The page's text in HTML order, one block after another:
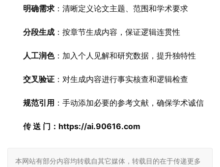
明确需求：清晰定义论文主题、范围和学术要求
分段生成 ：按章节生成内容，保证逻辑连贯性
人工润色：加入个人见解和研究数据，提升独特性
交叉验证 ：对生成内容进行事实核查和逻辑检查
规范引用 ：手动添加必要的参考文献，确保学术诚信
传 送 门：https://ai.90616.com
本网站有部分内容均转载自其它媒体，转载目的在于传递更多